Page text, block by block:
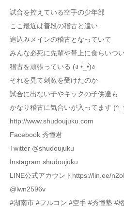
試合を控えている空手の少年部
ここ最近は普段の稽古と違い
追込みメインの稽古となっていて
みんな必死に先輩や帯上に食らいつ
稽古を頑張っている (ง •̀_•́)ง
それを見て刺激を受けたのか
試合に出ない子やキックの子供達も
かなり稽古に気合いが入ってます
http://www.shudoujuku.com
Facebook 秀憧君
Twitter @shudoujuku
Instagram shudoujuku
LINE公式アカウントhttps://lin.ee/
@lwn2596v
#湖南市 #フルコン #空手 #秀憧塾 #